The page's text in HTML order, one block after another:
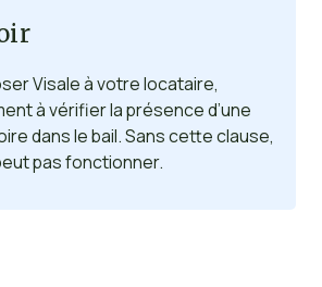
Visale à votre locataire,
à vérifier la présence d’une
dans le bail. Sans cette clause,
pas fonctionner.